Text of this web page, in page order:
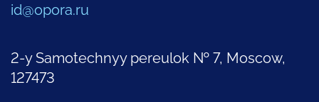
id@opora.ru
2-y Samotechnyy pereulok № 7, Moscow,
127473